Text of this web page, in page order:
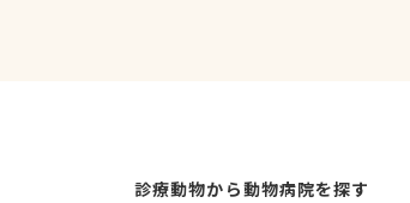
診療動物から動物病院を探す